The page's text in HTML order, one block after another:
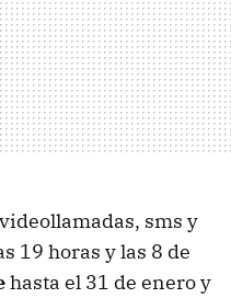
sms y
19 horas y las 8 de
hasta el 31 de enero y